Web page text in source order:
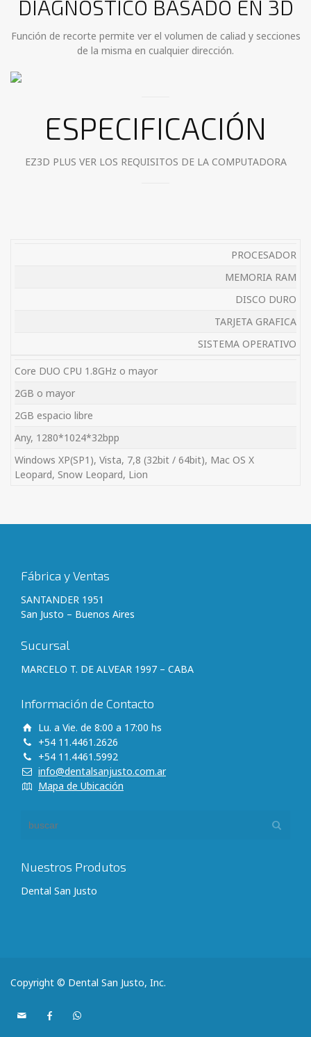
DIAGNÓSTICO BASADO EN 3D
Función de recorte permite ver el volumen de caliad y secciones
de la misma en cualquier dirección.
ESPECIFICACIÓN
EZ3D PLUS VER LOS REQUISITOS DE LA COMPUTADORA
PROCESADOR
MEMORIA RAM
DISCO DURO
TARJETA GRAFICA
SISTEMA OPERATIVO
Core DUO CPU 1.8GHz o mayor
2GB o mayor
2GB espacio libre
Any, 1280*1024*32bpp
Windows XP(SP1), Vista, 7,8 (32bit / 64bit), Mac OS X
Leopard, Snow Leopard, Lion
Fábrica y Ventas
SANTANDER 1951
San Justo – Buenos Aires
Sucursal
MARCELO T. DE ALVEAR 1997 – CABA
Información de Contacto
Lu. a Vie. de 8:00 a 17:00 hs
+54 11.4461.2626
+54 11.4461.5992
info@dentalsanjusto.com.ar
Mapa de Ubicación
Nuestros Produtos
Dental San Justo
Copyright © Dental San Justo, Inc.